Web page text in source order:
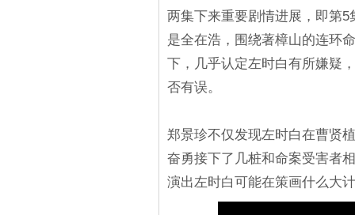
两集下来重要剧情进展，即第
是全在浩，围绕著樟山的连环
下，几乎认定左时白有所嫌疑
否有误。
郑景珍不仅发现左时白在曹贤
奋勇接下了几桩和命案受害者
演出左时白可能在策画什么大